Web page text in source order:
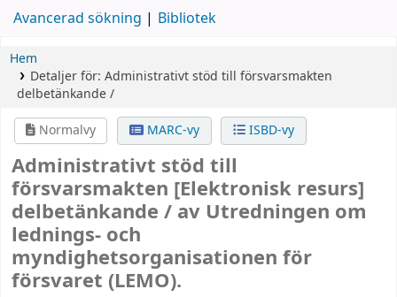
Avancerad sökning Bibliotek
Hem
Detaljer för: Administrativt stöd till försvarsmakten
delbetänkande /
Normalvy
MARC-vy ISBD-vy
Administrativt stöd till
försvarsmakten [Elektronisk resurs]
delbetänkande / av Utredningen om
lednings- och
myndighetsorganisationen för
försvaret (LEMO).